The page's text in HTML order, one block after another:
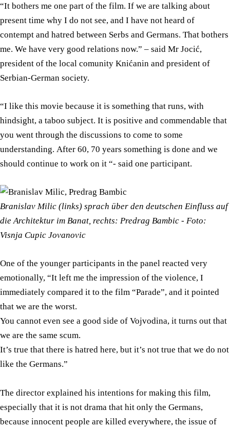
“It bothers me one part of the film. If we are talking about
present time why I do not see, and I have not heard of
contempt and hatred between Serbs and Germans. That bothers
me. We have very good relations now.” – said Mr Jocić,
president of the local comunity Knićanin and president of
Serbian-German society.
“I like this movie because it is something that runs, with
hindsight, a taboo subject. It is positive and commendable that
you went through the discussions to come to some
understanding. After 60, 70 years something is done and we
should continue to work on it “- said one participant.
Branislav Milic (links) sprach über den deutschen Einfluss auf
die Architektur im Banat, rechts: Predrag Bambic - Foto:
Visnja Cupic Jovanovic
One of the younger participants in the panel reacted very
emotionally, “It left me the impression of the violence, I
immediately compared it to the film “Parade”, and it pointed
that we are the worst.
You cannot even see a good side of Vojvodina, it turns out that
we are the same scum.
It’s true that there is hatred here, but it’s not true that we do not
like the Germans.”
The director explained his intentions for making this film,
especially that it is not drama that hit only the Germans,
because innocent people are killed everywhere, the issue of